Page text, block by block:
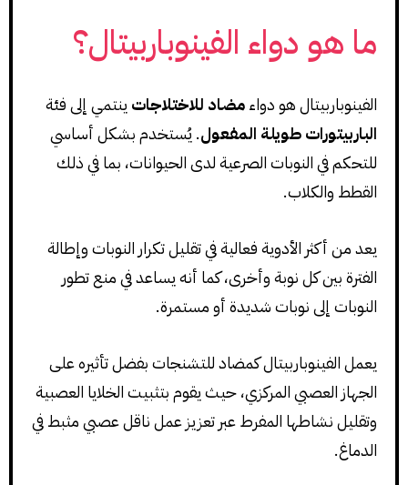
ما هو دواء الفينوباربيتال؟
الفينوباربيتال هو دواءمضاد للاختلاجات ينتمي إلى فئة
الباربيتورات طويلة المفعول. يُستخدم بشكل أساسي
للتحكم في النوبات الصرعية لدى الحيوانات، بما في ذلك
القطط والكلاب.
يعد من أكثر الأدوية فعالية في تقليل تكرار النوبات وإطالة
الفترة بين كل نوبة وأخرى، كما أنه يساعد في منع تطور
النوبات إلى نوبات شديدة أو مستمرة.
يعمل الفينوباربيتال كمضاد للتشنجات بفضل تأثيره على
الجهاز العصبي المركزي، حيث يقوم بتثبيت الخلايا العصبية
وتقليل نشاطها المفرط عبر تعزيز عمل ناقل عصبي مثبط في
الدماغ.